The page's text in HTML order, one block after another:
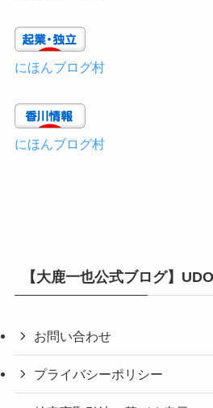
にほんブログ村
にほんブログ村
【大鹿一也公式ブログ】
お問い合わせ
プライバシーポリシー